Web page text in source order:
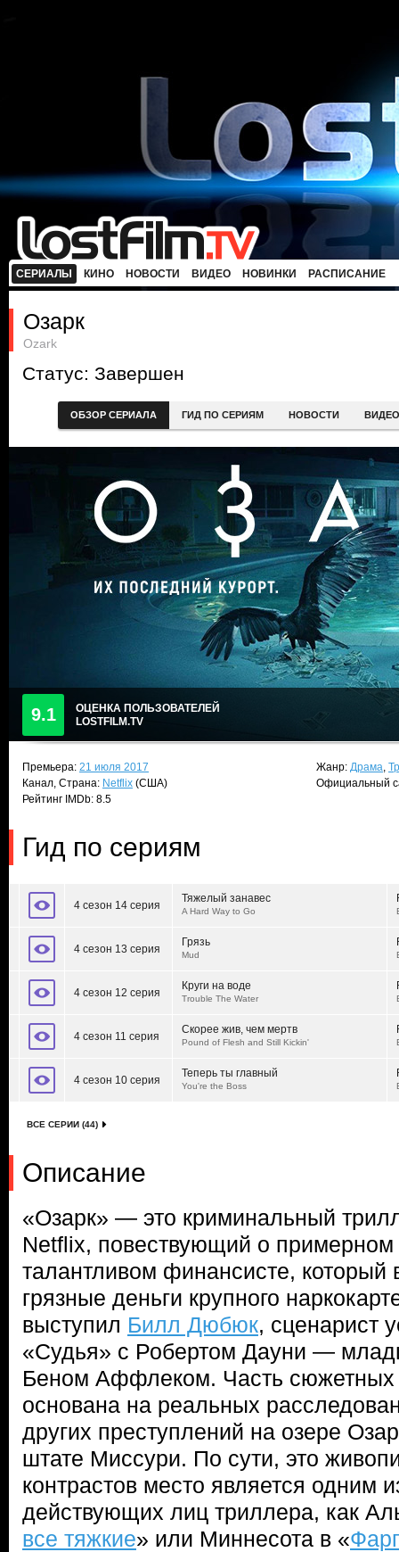
СЕРИАЛЫ КИНО НОВОСТИ ВИДЕО НОВИНКИ РАСПИСАНИЕ
Озарк
Ozark
Статус: Завершен
ОБЗОР СЕРИАЛА ГИД ПО СЕРИЯМ НОВОСТИ ВИДЕО
9.1
ОЦЕНКА ПОЛЬЗОВАТЕЛЕЙ
LOSTFILM.TV
Премьера: 21 июля 2017
Канал, Страна: Netflix (США)
Рейтинг IMDb: 8.5
Жанр: Драма,
Официальный
Гид по сериям
4 сезон 14 серия
Тяжелый занавес
A Hard Way to Go
4 сезон 13 серия
Грязь
Mud
4 сезон 12 серия
Круги на воде
Trouble The Water
4 сезон 11 серия
Скорее жив, чем мертв
Pound of Flesh and Still Kickin'
4 сезон 10 серия
Теперь ты главный
You're the Boss
ВСЕ СЕРИИ (44)
Описание
«Озарк» — это криминальный
Netflix, повествующий о
талантливом финансисте, который
грязные деньги крупного
выступил Билл Дюбюк, сценарист
«Судья» с Робертом Дауни —
Беном Аффлеком. Часть сюжетных
основана на реальных
других преступлений на озере
штате Миссури. По сути, это
контрастов место является одним
действующих лиц триллера, как
все тяжкие» или Миннесота в «